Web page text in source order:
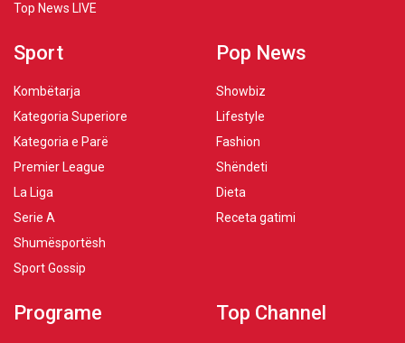
Top News LIVE
Sport
Kombëtarja
Kategoria Superiore
Kategoria e Parë
Premier League
La Liga
Serie A
Shumësportësh
Sport Gossip
Pop News
Showbiz
Lifestyle
Fashion
Shëndeti
Dieta
Receta gatimi
Programe Top Channel